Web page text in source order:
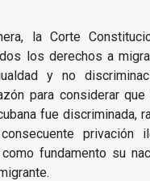
la Corte
los derechos a
y no
para considerar
fue discriminada,
privación
fundamento su